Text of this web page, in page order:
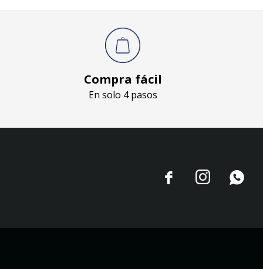
Compra fácil
En solo 4 pasos
  